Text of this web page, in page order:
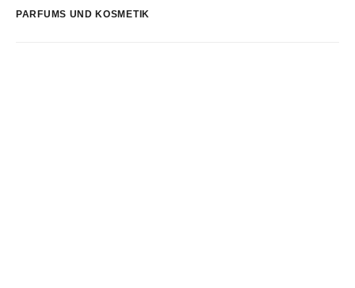
PARFUMS UND KOSMETIK